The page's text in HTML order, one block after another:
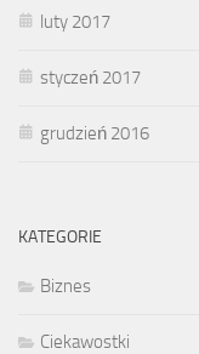
luty 2017
styczeń 2017
grudzień 2016
KATEGORIE
Biznes
Ciekawostki